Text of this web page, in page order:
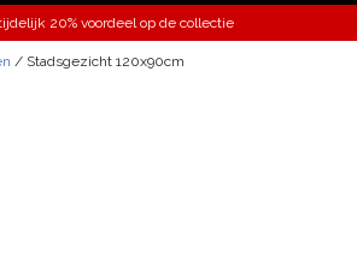
20% voordeel op de collectie
/ Stadsgezicht 120x90cm